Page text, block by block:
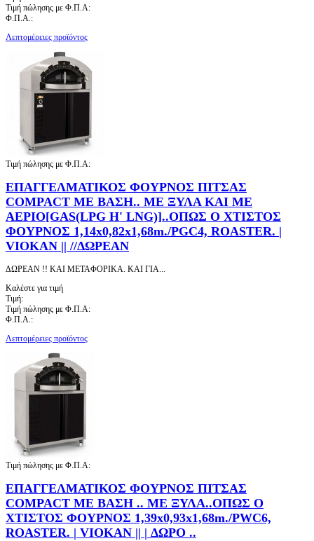
Τιμή πώλησης με Φ.Π.Α:
Φ.Π.Α.:
Λεπτομέρειες προϊόντος
Τιμή πώλησης με Φ.Π.Α:
ΕΠΑΓΓΕΛΜΑΤΙΚΟΣ ΦΟΥΡΝΟΣ ΠΙΤΣΑΣ
COMPACT ΜΕ ΒΑΣΗ.. ΜΕ ΞΥΛΑ ΚΑΙ ΜΕ
ΑΕΡΙΟ[GAS(LPG H' LNG)]..ΟΠΩΣ Ο ΧΤΙΣΤΟΣ
ΦΟΥΡΝΟΣ 1,14x0,82x1,68m./PGC4, ROASTER. |
VIOKAN || //ΔΩΡΕΑΝ
ΔΩΡΕΑΝ !! ΚΑΙ ΜΕΤΑΦΟΡΙΚΑ. ΚΑΙ ΓΙΑ...
Καλέστε για τιμή
Τιμή:
Τιμή πώλησης με Φ.Π.Α:
Φ.Π.Α.:
Λεπτομέρειες προϊόντος
Τιμή πώλησης με Φ.Π.Α:
ΕΠΑΓΓΕΛΜΑΤΙΚΟΣ ΦΟΥΡΝΟΣ ΠΙΤΣΑΣ
COMPACT ΜΕ ΒΑΣΗ .. ΜΕ ΞΥΛΑ..ΟΠΩΣ Ο
ΧΤΙΣΤΟΣ ΦΟΥΡΝΟΣ 1,39x0,93x1,68m./PWC6,
ROASTER. | VIOKAN || | ΔΩΡΟ ..